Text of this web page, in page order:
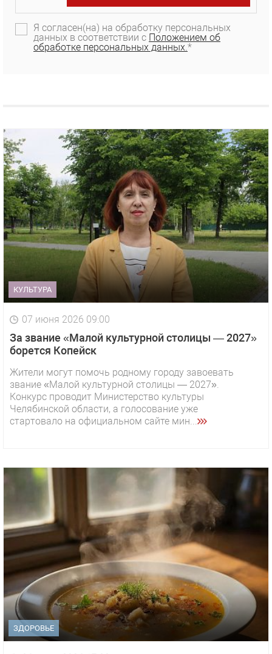
Я согласен(на) на обработку персональных
данных в соответствии с Положением об
обработке персональных данных.*
КУЛЬТУРА
07 июня 2026 09:00
За звание «Малой культурной столицы — 2027»
борется Копейск
Жители могут помочь родному городу завоевать
звание «Малой культурной столицы — 2027».
Конкурс проводит Министерство культуры
Челябинской области, а голосование уже
стартовало на официальном сайте мин...
ЗДОРОВЬЕ